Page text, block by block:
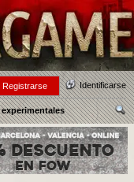
Identificarse
Registrarse
experimentales
us
car